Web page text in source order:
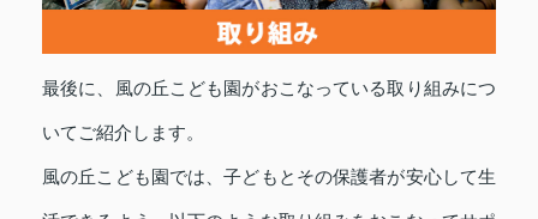
最後に、風の丘こども園がおこなっている取り組みにつ
いてご紹介します。
風の丘こども園では、子どもとその保護者が安心して生